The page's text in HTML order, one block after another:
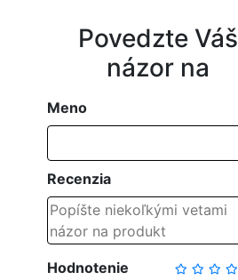
Povedzte Váš
názor na
Meno
Recenzia
Hodnotenie